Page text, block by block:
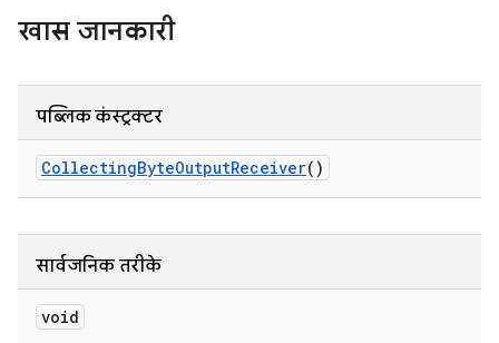
खास जानकारी
पब्लिक कंस्ट्रक्टर
CollectingByteOutputReceiver()
सार्वजनिक तरीके
void